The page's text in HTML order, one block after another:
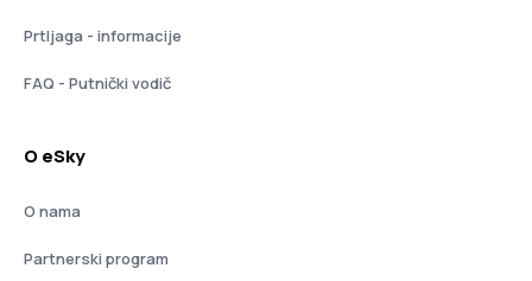
Prtljaga - informacije
FAQ - Putnički vodič
O eSky
O nama
Partnerski program